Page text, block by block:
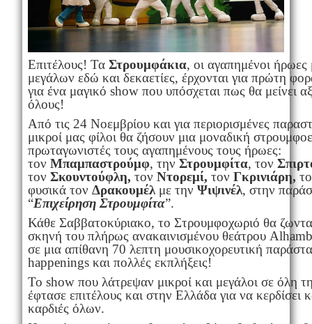
Επιτέλους! Τα Στρουμφάκια, οι αγαπημένοι ήρωες
μεγάλων εδώ και δεκαετίες, έρχονται για πρώτη
για ένα μαγικό show που υπόσχεται πως θα μείνει
όλους!
Από τις 24 Νοεμβρίου και για περιορισμένες
μικροί μας φίλοι θα ζήσουν μια μοναδική
πρωταγωνιστές τους αγαπημένους τους ήρωες:
τον Μπαμπαστρούμφ, την Στρουμφίτα, τον
τον Σκουντούφλη, τον Ντορεμί, τον Γκρινιάρη,
φυσικά τον Δρακουμέλμε την Ψιψινέλ, στην
“Επιχείρηση Στρουμφίτα”.
Κάθε Σαββατοκύριακο, το Στρουμφοχωριό θα
σκηνή του πλήρως ανακαινισμένου θεάτρου
σε μια απίθανη 70 λεπτη μουσικοχορευτική
happenings και πολλές εκπλήξεις!
Το show που λάτρεψαν μικροί και μεγάλοι σε όλη
έφτασε επιτέλους και στην Ελλάδα για να κερδίσει
καρδιές όλων.